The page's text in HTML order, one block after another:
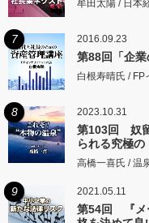
牟田太陽 / 日本
7 2016.09.23
第88回「企業
白根寿晴氏 /
8 2023.10.31
第103回 奴
られる究極の
高橋一喜氏 / 温
9 2021.05.11
第54回 『メ